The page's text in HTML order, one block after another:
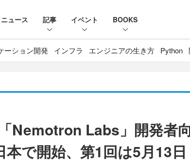
ニュース 記事 イベント BOOKS
ーション開発 インフラ エンジニアの生き方 Python
Nemotron Labs」開発者
本で開始、第1回は5月13日